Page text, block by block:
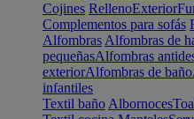
Cojines RellenoExterior
Complementos para sofás
Alfombras Alfombras de
pequeñasAlfombras
exteriorAlfombras de baño
infantiles
Textil baño Albornoces